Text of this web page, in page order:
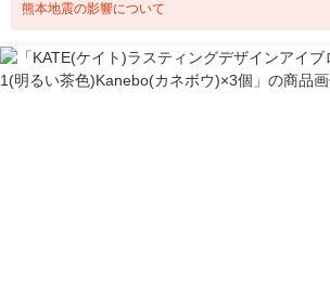
熊本地震の影響について